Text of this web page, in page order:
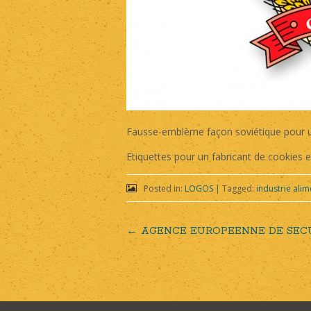
Fausse-emblème façon soviétique pour
Etiquettes pour un fabricant de cookies
Posted in: LOGOS | Tagged: industrie
Post
navigation
← AGENCE EUROPEENNE DE